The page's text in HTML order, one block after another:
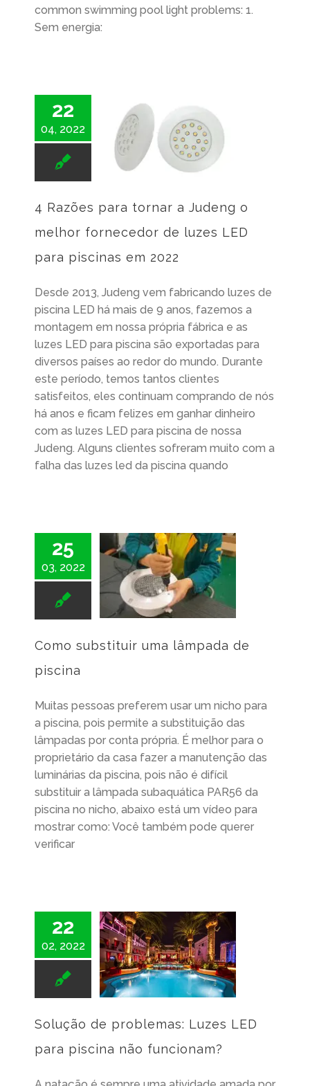
common swimming pool light problems: 1.
Sem energia:
22
04, 2022
4 Razões para tornar a Judeng o
melhor fornecedor de luzes LED
para piscinas em 2022
Desde 2013, Judeng vem fabricando luzes de
piscina LED há mais de 9 anos, fazemos a
montagem em nossa própria fábrica e as
luzes LED para piscina são exportadas para
diversos países ao redor do mundo. Durante
este período, temos tantos clientes
satisfeitos, eles continuam comprando de nós
há anos e ficam felizes em ganhar dinheiro
com as luzes LED para piscina de nossa
Judeng. Alguns clientes sofreram muito com a
falha das luzes led da piscina quando
25
03, 2022
Como substituir uma lâmpada de
piscina
Muitas pessoas preferem usar um nicho para
a piscina, pois permite a substituição das
lâmpadas por conta própria. É melhor para o
proprietário da casa fazer a manutenção das
luminárias da piscina, pois não é difícil
substituir a lâmpada subaquática PAR56 da
piscina no nicho, abaixo está um vídeo para
mostrar como: Você também pode querer
verificar
22
02, 2022
Solução de problemas: Luzes LED
para piscina não funcionam?